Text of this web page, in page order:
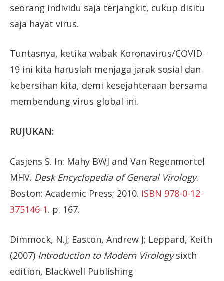
seorang individu saja terjangkit, cukup disitu
saja hayat virus.
Tuntasnya, ketika wabak Koronavirus/COVID-
19 ini kita haruslah menjaga jarak sosial dan
kebersihan kita, demi kesejahteraan bersama
membendung virus global ini.
RUJUKAN:
Casjens S. In: Mahy BWJ and Van Regenmortel
MHV. Desk Encyclopedia of General Virology.
Boston: Academic Press; 2010. ISBN 978-0-12-
375146-1. p. 167.
Dimmock, N.J; Easton, Andrew J; Leppard, Keith
(2007) Introduction to Modern Virologysixth
edition, Blackwell Publishing